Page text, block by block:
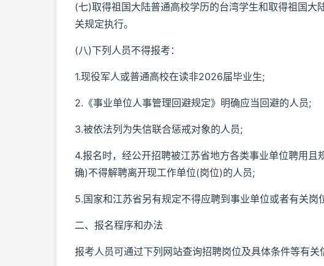
(七)取得祖国大陆普通高校学历的台湾学生和取得祖国
关规定执行。
(八)下列人员不得报考：
1.现役军人或普通高校在读非2026届毕业生;
2.《事业单位人事管理回避规定》明确应当回避的人员;
3.被依法列为失信联合惩戒对象的人员;
4.报名时，经公开招聘被江苏省地方各类事业单位聘用
确)不得解聘离开现工作单位(岗位)的人员;
5.国家和江苏省另有规定不得应聘到事业单位或者有关岗
二、报名程序和办法
报考人员可通过下列网站查询招聘岗位及具体条件等有关